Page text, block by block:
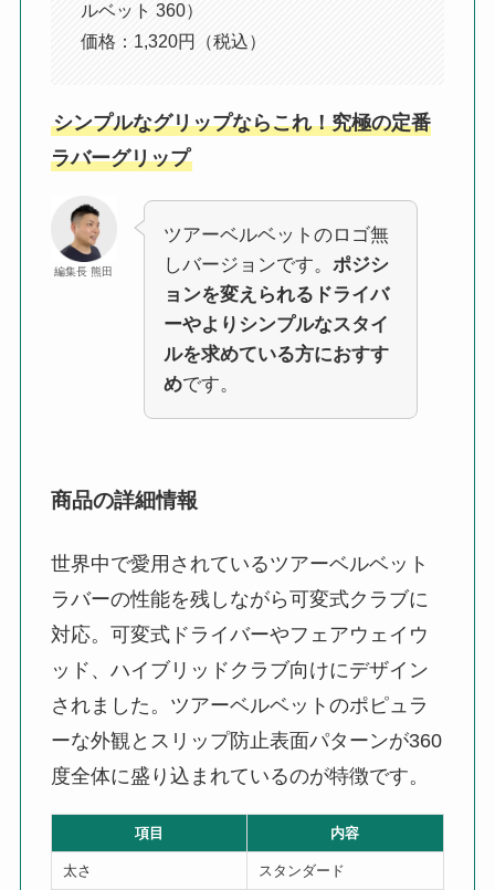
ルベット 360）
価格：1,320円（税込）
シンプルなグリップならこれ！究極の定番
ラバーグリップ
編集長 熊田
ツアーベルベットのロゴ無
しバージョンです。 ポジシ
ョンを変えられるドライバ
ーやよりシンプルなスタイ
ルを求めている方におすす
めです。
商品の詳細情報
世界中で愛用されているツアーベルベット
ラバーの性能を残しながら可変式クラブに
対応。可変式ドライバーやフェアウェイウ
ッド、ハイブリッドクラブ向けにデザイン
されました。ツアーベルベットのポピュラ
ーな外観とスリップ防止表面パターンが360
度全体に盛り込まれているのが特徴です。
項目 内容
太さ スタンダード